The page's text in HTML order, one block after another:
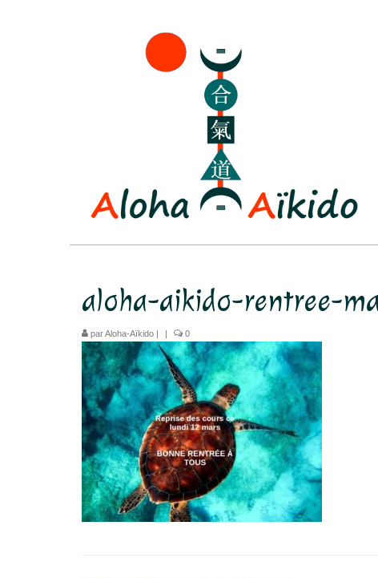
aloha-aikido-rentree-
parAloha-Aïkido | | 0